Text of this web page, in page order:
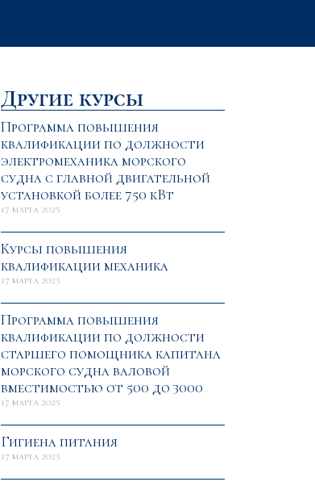
Другие курсы
Программа повышения
квалификации по должности
электромеханика морского
судна с главной двигательной
установкой более 750 кВт
17 марта 2025
Курсы повышения
квалификации механика
17 марта 2025
Программа повышения
квалификации по должности
старшего помощника капитана
морского судна валовой
вместимостью от 500 до 3000
17 марта 2025
Гигиена питания
17 марта 2025